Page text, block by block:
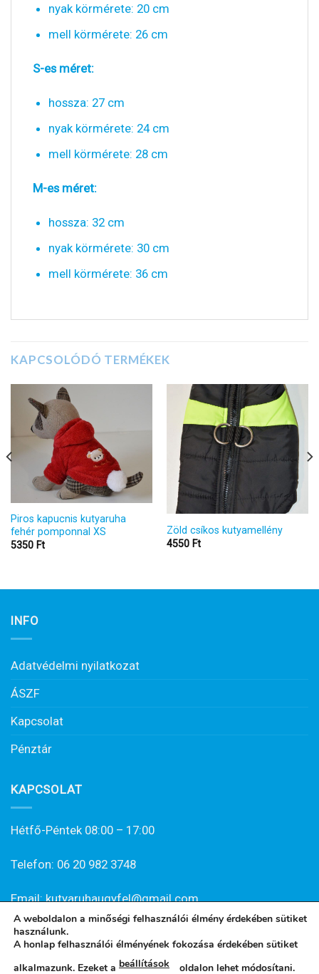
nyak körmérete: 20 cm
mell körmérete: 26 cm
S-es méret:
hossza: 27 cm
nyak körmérete: 24 cm
mell körmérete: 28 cm
M-es méret:
hossza: 32 cm
nyak körmérete: 30 cm
mell körmérete: 36 cm
KAPCSOLÓDÓ TERMÉKEK
Piros kapucnis kutyaruha
fehér pomponnal XS
5350 Ft
Zöld csíkos kutyamellény
4550 Ft
INFO
Adatvédelmi nyilatkozat
ÁSZF
Kapcsolat
Pénztár
KAPCSOLAT
Hétfő-Péntek 08:00 – 17:00
Telefon: 06 20 982 3748
Email: kutyaruhaugyfel@gmail.com
A weboldalon a minőségi felhasználói élmény érdekében sütiket
használunk.
A honlap felhasználói élményének fokozása érdekében sütiket
alkalmazunk. Ezeket a beállítások oldalon lehet módosítani.